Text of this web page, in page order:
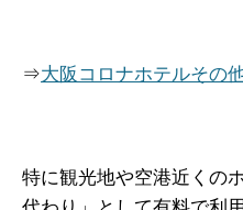
⇒大阪コロナホテルその
特に観光地や空港近くの